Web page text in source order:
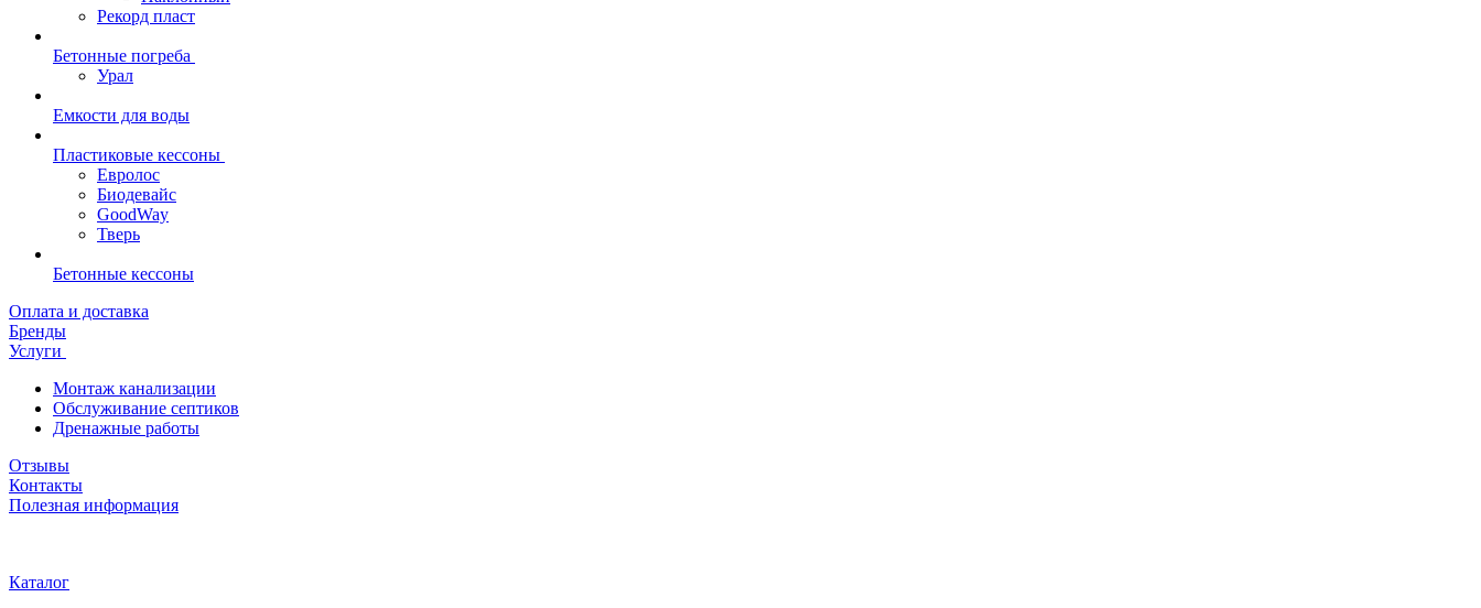
Рекорд пласт
Бетонные погреба
Урал
Емкости для воды
Пластиковые кессоны
Евролос
Биодевайс
GoodWay
Тверь
Бетонные кессоны
Оплата и доставка
Бренды
Услуги
Монтаж канализации
Обслуживание септиков
Дренажные работы
Отзывы
Контакты
Полезная информация
Каталог